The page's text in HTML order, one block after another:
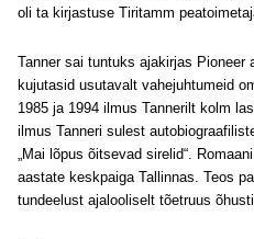
oli ta kirjastuse Tiritamm
Tanner sai tuntuks ajakirjas Pioneer
kujutasid usutavalt vahejuhtumeid
1985 ja 1994 ilmus Tannerilt kolm
ilmus Tanneri sulest
„Mai lõpus õitsevad sirelid“.
aastate keskpaiga Tallinnas. Teos
tundeelust ajalooliselt tõetruus